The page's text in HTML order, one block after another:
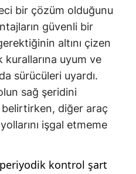
bir çözüm olduğunu
güvenli bir
altını çizen
kurallarına uyum ve
sürücüleri uyardı.
sağ şeridini
diğer araç
işgal etmeme
kontrol şart